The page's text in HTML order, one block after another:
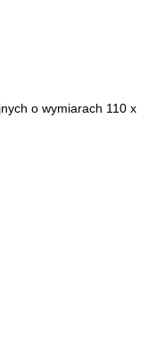
o wymiarach 110 x